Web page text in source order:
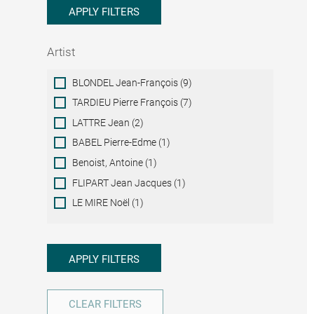
APPLY FILTERS
Artist
ArtistBLONDEL Jean-François (9)
TARDIEU Pierre François (7)
LATTRE Jean (2)
BABEL Pierre-Edme (1)
Benoist, Antoine (1)
FLIPART Jean Jacques (1)
LE MIRE Noël (1)
APPLY FILTERS
CLEAR FILTERS